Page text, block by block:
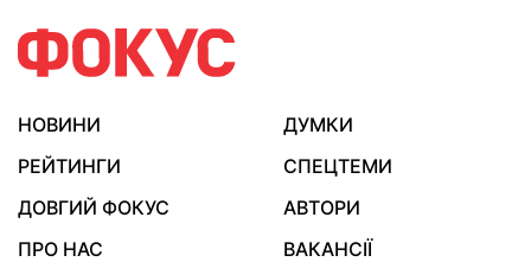
НОВИНИ
ДУМКИ
РЕЙТИНГИ
СПЕЦТЕМИ
ДОВГИЙ ФОКУС
АВТОРИ
ПРО НАС
ВАКАНСІЇ